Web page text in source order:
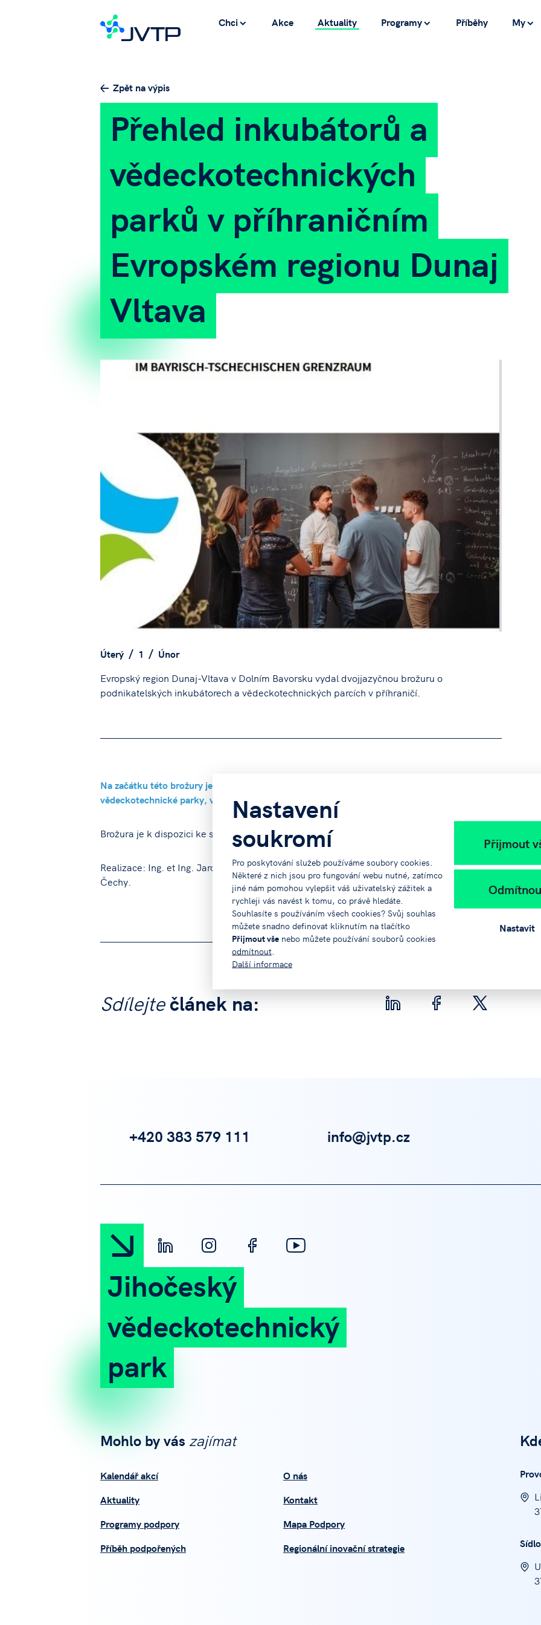
Nastavení
soukromí
Pro poskytování služeb používáme soubory cookies.
Některé z nich jsou pro fungování webu nutné, zatímco
jiné nám pomohou vylepšit váš uživatelský zážitek a
rychleji vás navést k tomu, co právě hledáte.
Souhlasíte s používáním všech cookies? Svůj souhlas
můžete snadno definovat kliknutím na tlačítko
Přijmout vše nebo můžete používání souborů cookies
odmítnout
Další informace
Přijmout
Nastavit
Chci Akce Aktuality Programy Příběhy My
Zpět na výpis
Přehled inkubátorů a
vědeckotechnických
parků v příhraničním
Evropském regionu Dunaj
Vltava
Úterý 1
Únor
Evropský region Dunaj-Vltava v Dolním Bavorsku vydal dvojjazyčnou brožuru o
podnikatelských inkubátorech a vědeckotechnických parcích v příhraničí.
Na začátku této brožury je přehled všech zařízení, následují pak jednotlivé inkubátory a
vědeckotechnické parky, včetně kontaktních osob a charakteristiky příslušných zařízení.
Brožura je k dispozici ke stažení zde, v ČJaAJ .
Realizace: Ing. et Ing. Jaroslava Pongratz, MBA, manažerka kontaktních sítí Bavorsko –
Čechy.
Sdílejtečlánek na:
+420 383 579 111 info@jvtp.cz
Jihočeský
vědeckotechnický
park
Mohlo by vás zajímat
Kalendář akcí
Aktuality
Programy podpory
Příběh podpořených
O nás
Kontakt
Mapa Podpory
Regionální inovační strategie
Sídlo